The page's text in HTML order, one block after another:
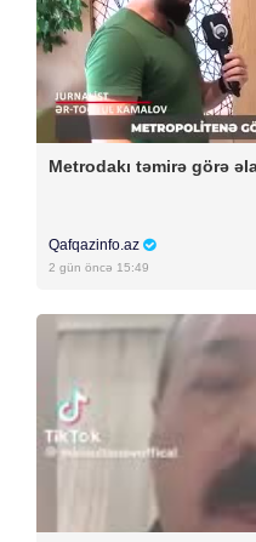
Metrodakı təmirə görə
Qafqazinfo.az
2 gün öncə 15:49